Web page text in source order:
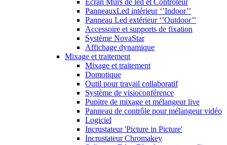
Ecran Murs de led et Contrôleur
PanneauxLed intérieur ‘’Indoor’’
Panneau Led extérieur ‘’Outdoor’’
Accessoire et supports de fixation
Système NovaStar
Affichage dynamique
Mixage et traitement
Mixage et traitement
Domotique
Outil pour travail collaboratif
Système de visioconférence
Pupitre de mixage et mélangeur live
Panneau de contrôle pour mélangeur vidéo
Logiciel
Incrustateur 'Picture in Picture'
Incrustateur Chromakey